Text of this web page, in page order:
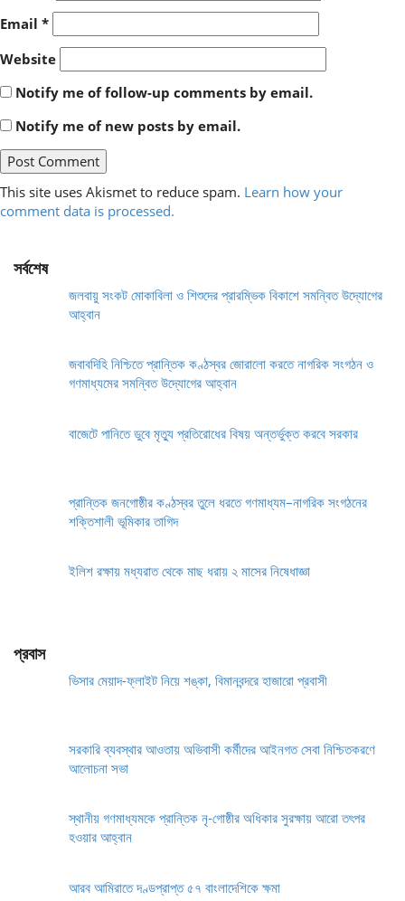
Email *
Website
Notify me of follow-up comments by email.
Notify me of new posts by email.
This site uses Akismet to reduce spam. Learn how your
comment data is processed.
সর্বশেষ
জলবায়ু সংকট মোকাবিলা ও শিশুদের প্রারম্ভিক বিকাশে সমন্বিত উদ্যোগের
আহ্বান
জবাবদিহি নিশ্চিতে প্রান্তিক কণ্ঠস্বর জোরালো করতে নাগরিক সংগঠন ও
গণমাধ্যমের সমন্বিত উদ্যোগের আহ্বান
বাজেটে পানিতে ডুবে মৃত্যু প্রতিরোধের বিষয় অন্তর্ভুক্ত করবে সরকার
প্রান্তিক জনগোষ্ঠীর কণ্ঠস্বর তুলে ধরতে গণমাধ্যম–নাগরিক সংগঠনের
শক্তিশালী ভূমিকার তাগিদ
ইলিশ রক্ষায় মধ্যরাত থেকে মাছ ধরায় ২ মাসের নিষেধাজ্ঞা
প্রবাস
ভিসার মেয়াদ-ফ্লাইট নিয়ে শঙ্কা, বিমানবন্দরে হাজারো প্রবাসী
সরকারি ব্যবস্থার আওতায় অভিবাসী কর্মীদের আইনগত সেবা নিশ্চিতকরণে
আলোচনা সভা
স্থানীয় গণমাধ্যমকে প্রান্তিক নৃ-গোষ্ঠীর অধিকার সুরক্ষায় আরো তৎপর
হওয়ার আহ্বান
আরব আমিরাতে দণ্ডপ্রাপ্ত ৫৭ বাংলাদেশিকে ক্ষমা